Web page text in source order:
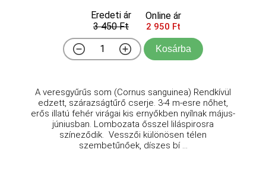
Eredeti ár
3 450 Ft
Online ár
2 950 Ft
Kosárba
A veresgyűrűs som (Cornus sanguinea) Rendkívül
edzett, szárazságtűrő cserje. 3-4 m-esre nőhet,
erős illatú fehér virágai kis ernyőkben nyílnak május-
júniusban. Lombozata ősszel liláspirosra
színeződik. Vesszői különösen télen
szembetűnőek, díszes bí ...